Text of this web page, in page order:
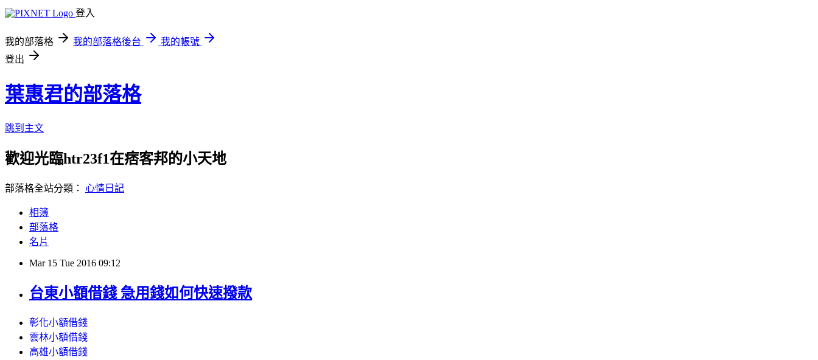
登入
我的部落格 我的部落格後台
我的帳號
登出
葉惠君的部落格
跳到主文
歡迎光臨htr23f1在痞客邦的小天地
部落格全站分類： 心情日記
相簿
部落格
名片
Mar 15 Tue 2016 09:12
台東小額借錢 急用錢如何快速撥款
彰化小額借錢
雲林小額借錢
高雄小額借錢